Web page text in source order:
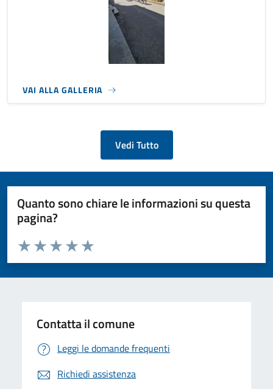
VAI ALLA GALLERIA
Vedi Tutto
Quanto sono chiare le informazioni su questa
pagina?
Valuta da 1 a 5 stelle la pagina
Valuta 5 stelle su 5
Valuta 4 stelle su 5
Valuta 3 stelle su 5
Valuta 2 stelle su 5
Valuta 1 stelle su 5
Contatta il comune
Leggi le domande frequenti
Richiedi assistenza